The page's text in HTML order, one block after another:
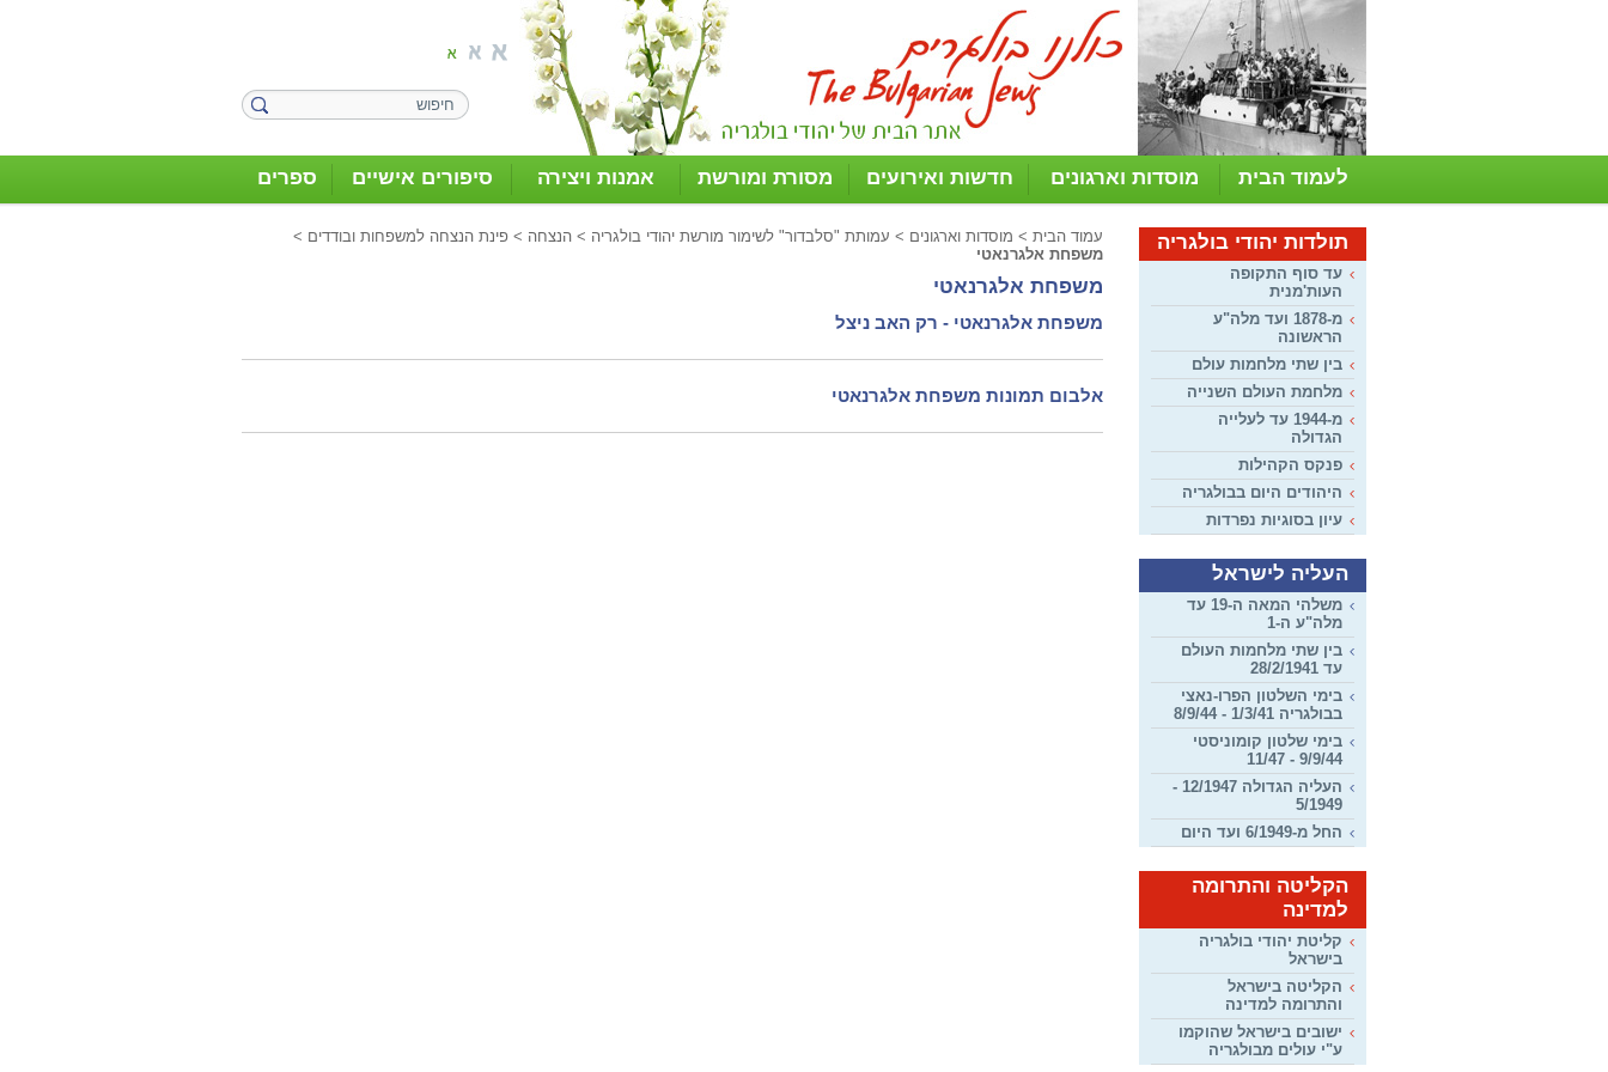
לעמוד הבית מוסדות וארגונים חדשות ואירועים מסורת ומורשת אמנות ויצירה סיפורים אישיים ספרים
תולדות יהודי בולגריה
עד סוף התקופה
העות'מנית
מ-1878 ועד מלה"ע
הראשונה
בין שתי מלחמות עולם
מלחמת העולם השנייה
מ-1944 עד לעלייה
הגדולה
פנקס הקהילות
היהודים היום בבולגריה
עיון בסוגיות נפרדות
העליה לישראל
משלהי המאה ה-19 עד
מלה"ע ה-1
בין שתי מלחמות העולם
עד 28/2/1941
בימי השלטון הפרו-נאצי
בבולגריה 1/3/41 - 8/9/44
בימי שלטון קומוניסטי
9/9/44 - 11/47
העליה הגדולה 12/1947 -
5/1949
החל מ-6/1949 ועד היום
הקליטה והתרומה
למדינה
קליטת יהודי בולגריה
בישראל
הקליטה בישראל
והתרומה למדינה
ישובים בישראל שהוקמו
ע"י עולים מבולגריה
עמוד הבית > מוסדות וארגונים > עמותת "סלבדור" לשימור מורשת יהודי בולגריה > הנצחה > פינת הנצחה למשפחות ובודדים >
משפחת אלגרנאטי
משפחת אלגרנאטי
משפחת אלגרנאטי - רק האב ניצל
אלבום תמונות משפחת אלגרנאטי